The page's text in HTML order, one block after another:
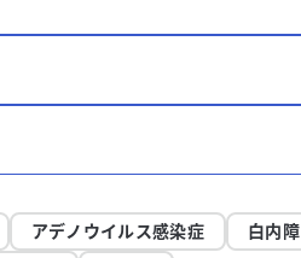
アデノウイルス感染症
白内障